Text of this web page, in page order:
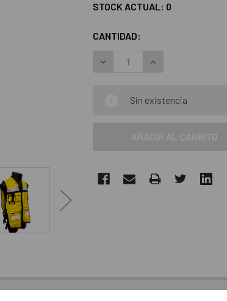
STOCK ACTUAL: 0
CANTIDAD:
DISMINUIR LA CANTIDAD:
AUMENTAR LA
Sin existencia